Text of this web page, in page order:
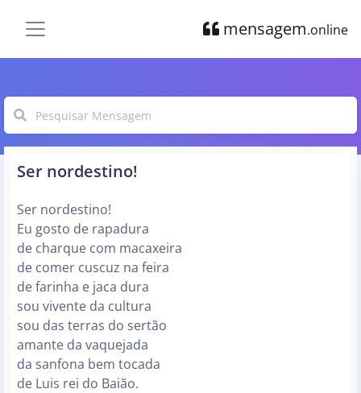
mensagem.online
Ser nordestino!
Ser nordestino!
Eu gosto de rapadura
de charque com macaxeira
de comer cuscuz na feira
de farinha e jaca dura
sou vivente da cultura
sou das terras do sertão
amante da vaquejada
da sanfona bem tocada
de Luis rei do Baião.